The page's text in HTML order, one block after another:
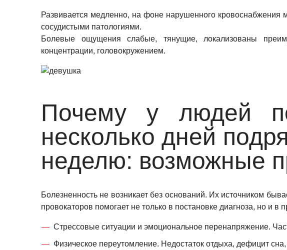
Развивается медленно, на фоне нарушенного кровоснабжения
сосудистыми патологиями.
Болевые ощущения слабые, тянущие, локализованы
концентрации, головокружением.
Почему у людей
несколько дней
неделю: возможные
Болезненность не возникает без оснований. Их источником
провокаторов помогает не только в постановке диагноза, но и в
Стрессовые ситуации и эмоциональное перенапряжение.
Физическое переутомление. Недостаток отдыха, дефицит